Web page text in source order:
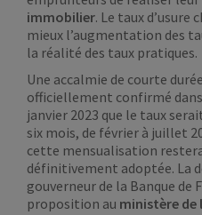
immobilier. Le taux d’usure
mieux l’augmentation des
la réalité des taux pratiques.
Une accalmie de courte
officiellement confirmé
janvier 2023 que le taux
six mois, de février à juillet
cette mensualisation
définitivement adoptée. La
gouverneur de la Banque de
proposition au ministère de